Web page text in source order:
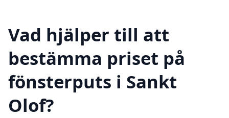
Vad hjälper till att
bestämma priset på
fönsterputs i Sankt
Olof?